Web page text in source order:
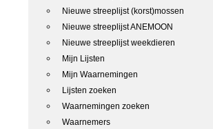
Nieuwe streeplijst (korst)mossen
Nieuwe streeplijst ANEMOON
Nieuwe streeplijst weekdieren
Mijn Lijsten
Mijn Waarnemingen
Lijsten zoeken
Waarnemingen zoeken
Waarnemers